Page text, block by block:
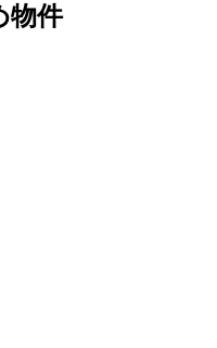
物件